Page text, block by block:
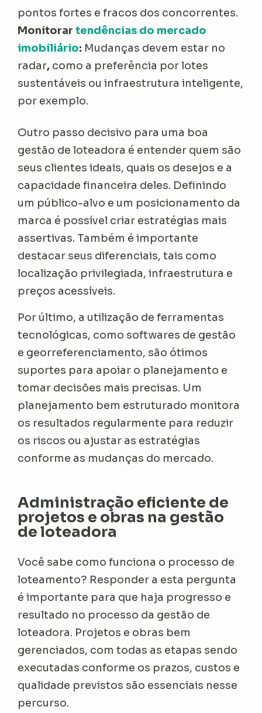
pontos fortes e fracos dos concorrentes.
Monitorartendências do mercado
imobiliário: Mudanças devem estar no
radar, como a preferência por lotes
sustentáveis ou infraestrutura inteligente,
por exemplo.
Outro passo decisivo para uma boa
gestão de loteadora é entender quem são
seus clientes ideais, quais os desejos e a
capacidade financeira deles. Definindo
um público-alvo e um posicionamento da
marca é possível criar estratégias mais
assertivas. Também é importante
destacar seus diferenciais, tais como
localização privilegiada, infraestrutura e
preços acessíveis.
Por último, a utilização de ferramentas
tecnológicas, como softwares de gestão
e georreferenciamento, são ótimos
suportes para apoiar o planejamento e
tomar decisões mais precisas. Um
planejamento bem estruturado monitora
os resultados regularmente para reduzir
os riscos ou ajustar as estratégias
conforme as mudanças do mercado.
Administração eficiente de
projetos e obras na gestão
de loteadora
Você sabe como funciona o processo de
loteamento? Responder a esta pergunta
é importante para que haja progresso e
resultado no processo da gestão de
loteadora. Projetos e obras bem
gerenciados, com todas as etapas sendo
executadas conforme os prazos, custos e
qualidade previstos são essenciais nesse
percurso.